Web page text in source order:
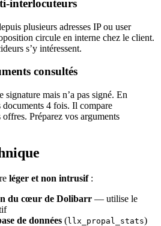
interlocuteurs
plusieurs adresses IP ou user
circule en interne chez le client.
s’y intéressent.
consultés
mais n’a pas signé. En
documents 4 fois. Il compare
Préparez vos arguments
léger et non intrusif:
du cœur de Dolibarr — utilise le
de données (llx_propal_stats)